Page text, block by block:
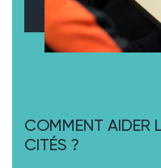
COMMENT AIDER
CITÉS ?